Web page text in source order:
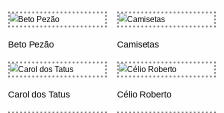
Beto Pezão Camisetas
Carol dos Tatus Célio Roberto